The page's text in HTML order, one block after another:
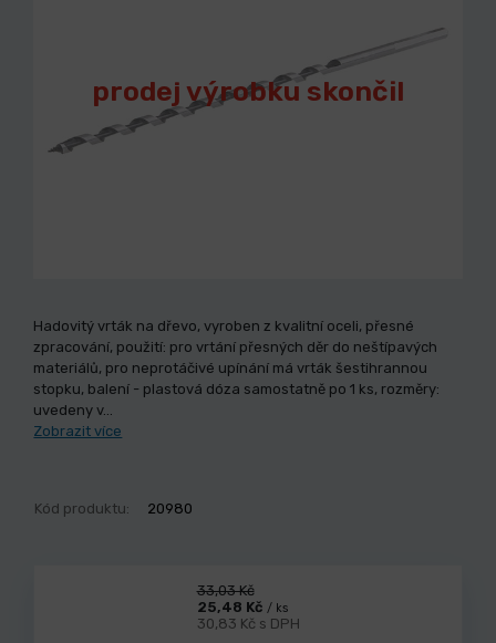
prodej výrobku skončil
Hadovitý vrták na dřevo, vyroben z kvalitní oceli, přesné
zpracování, použití: pro vrtání přesných děr do neštípavých
materiálů, pro neprotáčivé upínání má vrták šestihrannou
stopku, balení - plastová dóza samostatně po 1 ks, rozměry:
uvedeny v…
Zobrazit více
Kód produktu: 20980
33,03 Kč
25,48 Kč / ks
30,83 Kč s DPH